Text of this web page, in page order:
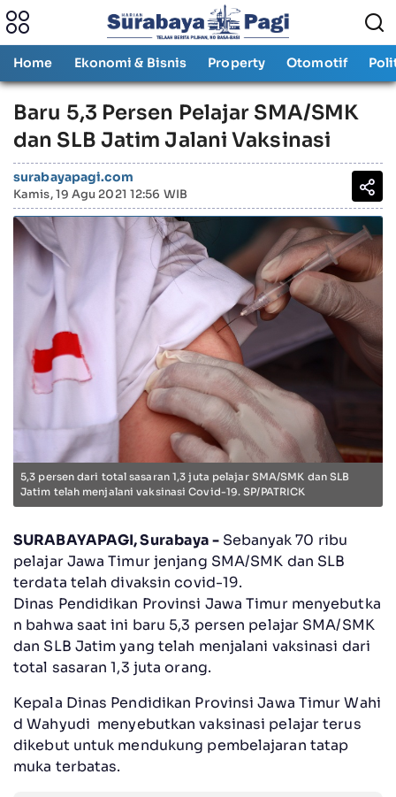
Home Ekonomi & Bisnis Property Otomotif
Baru 5,3 Persen Pelajar SMA/SMK
dan SLB Jatim Jalani Vaksinasi
surabayapagi.com
Kamis, 19 Agu 2021 12:56 WIB
5,3 persen dari total sasaran 1,3 juta pelajar SMA/SMK dan SLB
Jatim telah menjalani vaksinasi Covid-19. SP/PATRICK
SURABAYAPAGI, Surabaya - Sebanyak 70 ribu
pelajar Jawa Timur jenjang SMA/SMK dan SLB
terdata telah divaksin covid-19.
Dinas Pendidikan Provinsi Jawa Timur menyebutka
n bahwa saat ini baru 5,3 persen pelajar SMA/SMK
dan SLB Jatim yang telah menjalani vaksinasi dari
total sasaran 1,3 juta orang.
Kepala Dinas Pendidikan Provinsi Jawa Timur Wahi
d Wahyudi menyebutkan vaksinasi pelajar terus
dikebut untuk mendukung pembelajaran tatap
muka terbatas.